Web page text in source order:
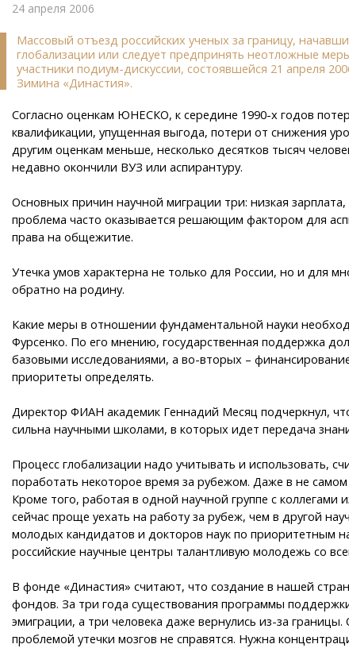
24 апреля 2006
Массовый отъезд российских ученых за границу,
глобализации или следует предпринять неотложные
участники подиум-дискуссии, состоявшейся 21 апреля
Зимина «Династия».
Согласно оценкам ЮНЕСКО, к середине 1990-х годов
квалификации, упущенная выгода, потери от снижения
другим оценкам меньше, несколько десятков тысяч
недавно окончили ВУЗ или аспирантуру.
Основных причин научной миграции три: низкая
проблема часто оказывается решающим фактором для
права на общежитие.
Утечка умов характерна не только для России, но и для
обратно на родину.
Какие меры в отношении фундаментальной науки
Фурсенко. По его мнению, государственная поддержка
базовыми исследованиями, а во-вторых –
приоритеты определять.
Директор ФИАН академик Геннадий Месяц подчеркнул,
сильна научными школами, в которых идет передача
Процесс глобализации надо учитывать и использовать,
поработать некоторое время за рубежом. Даже в не
Кроме того, работая в одной научной группе с
сейчас проще уехать на работу за рубеж, чем в другой
молодых кандидатов и докторов наук по приоритетным
российские научные центры талантливую молодежь со
В фонде «Династия» считают, что создание в нашей
фондов. За три года существования программы
эмиграции, а три человека даже вернулись из-за
проблемой утечки мозгов не справятся. Нужна